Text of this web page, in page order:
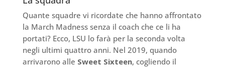
Quante squadre vi ricordate che hanno affrontato
la March Madness senza il coach che ce li ha
portati? Ecco, LSU lo farà per la seconda volta
negli ultimi quattro anni. Nel 2019, quando
arrivarono alle Sweet Sixteen, cogliendo il